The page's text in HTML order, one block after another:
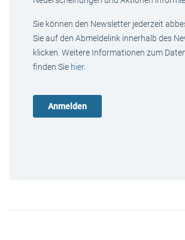
Sie können den Newsletter jederzeit
Sie auf den Abmeldelink innerhalb des
klicken. Weitere Informationen zum
finden Sie hier.